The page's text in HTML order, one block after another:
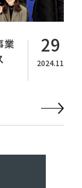
業
29
2024.11